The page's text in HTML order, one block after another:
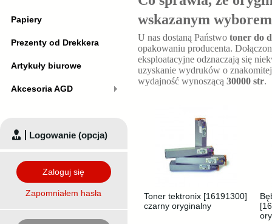
wskazanym
U nas dostaną Państwo toner do
opakowaniu producenta.
eksploatacyjne odznaczają się
uzyskanie wydruków o
wydajność wynoszącą 30000 str.
Toner tektronix [16191300]
czarny oryginalny
Papiery
Prezenty od Drekkera
Artykuły biurowe
Akcesoria AGD
Logowanie (opcja)
Zaloguj się
Zapomniałem hasła